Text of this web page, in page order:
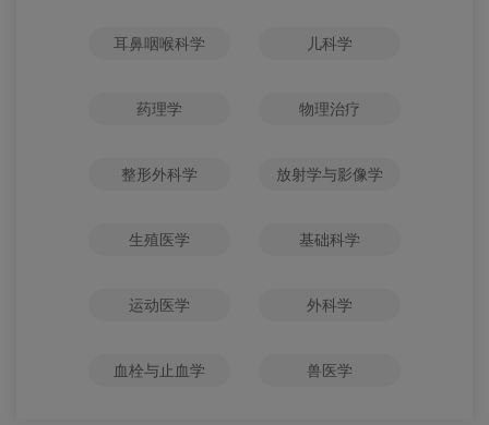
耳鼻咽喉科学 儿科学
药理学 物理治疗
整形外科学 放射学与影像学
生殖医学 基础科学
运动医学 外科学
血栓与止血学 兽医学